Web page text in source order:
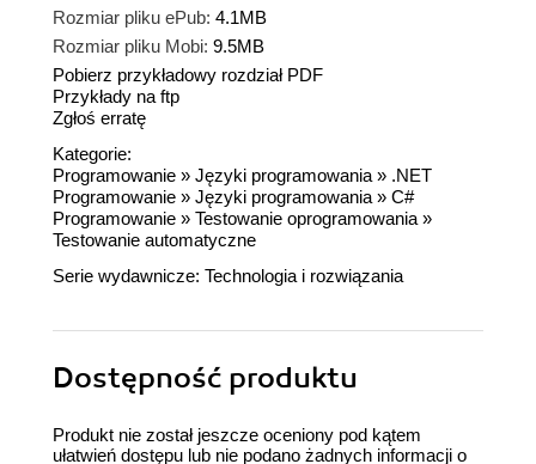
Rozmiar pliku ePub: 4.1MB
Rozmiar pliku Mobi: 9.5MB
Pobierz przykładowy rozdział PDF
Przykłady na ftp
Zgłoś erratę
Kategorie:
Programowanie » Języki programowania » .NET
Programowanie » Języki programowania » C#
Programowanie » Testowanie oprogramowania »
Testowanie automatyczne
Serie wydawnicze: Technologia i rozwiązania
Dostępność produktu
Produkt nie został jeszcze oceniony pod kątem
ułatwień dostępu lub nie podano żadnych informacji o